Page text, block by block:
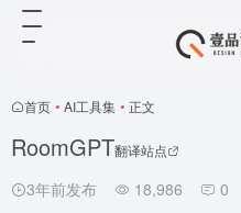
首页 • AI工具集 • 正文
RoomGPT翻译站点
3年前发布 18,986 0